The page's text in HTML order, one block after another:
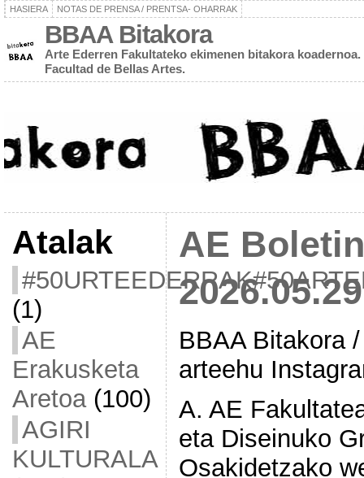
HASIERA NOTAS DE PRENSA / PRENTSA- OHARRAK
BBAA Bitakora
Arte Ederren Fakultateko ekimenen bitakora
Facultad de Bellas Artes.
Atalak
(1)
AE
Erakusketa
Aretoa(100)
AGIRI
KULTURALA
AE
2026.05.29
BBAA Bitakora
arteehu
A. AE
eta Diseinuko
Osakidetzako